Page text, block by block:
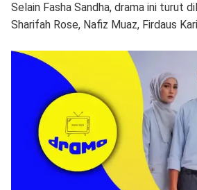
Selain Fasha Sandha, drama ini turut
Sharifah Rose, Nafiz Muaz, Firdaus